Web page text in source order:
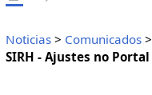
Noticias> Comunicados>
SIRH - Ajustes no Portal